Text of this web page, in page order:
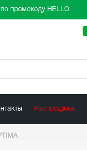
промокоду HELLO
Распродажа